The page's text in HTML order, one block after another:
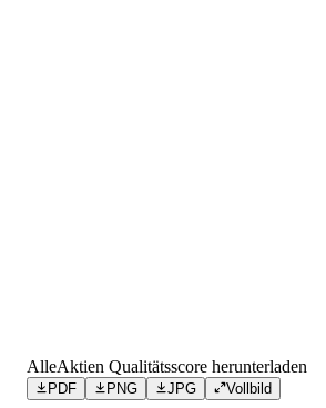
AlleAktien Qualitätsscore herunterladen
PDF PNG JPG Vollbild